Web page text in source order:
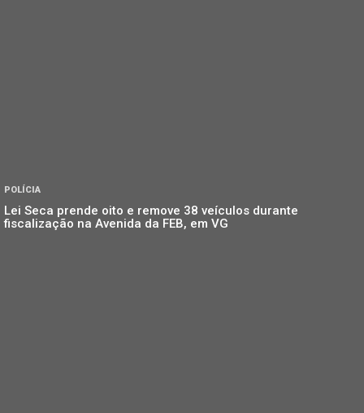
POLÍCIA
Lei Seca prende oito e remove 38 veículos durante
fiscalização na Avenida da FEB, em VG